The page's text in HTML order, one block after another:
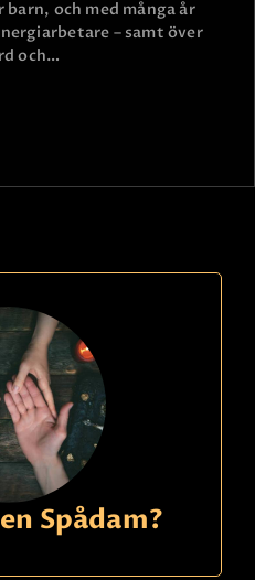
och med många år
– samt över
och…
Spådam?